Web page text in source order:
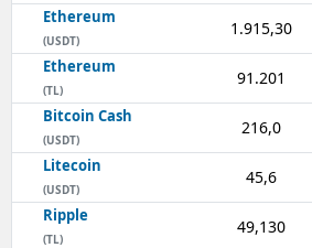
Ethereum
(USDT)
1.915,30
Ethereum
(TL)
91.201
Bitcoin Cash
(USDT)
216,0
Litecoin
(USDT)
45,6
Ripple
(TL)
49,130